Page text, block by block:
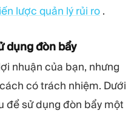
lược quản lý rủi ro .
dụng đòn bẩy
nhuận của bạn, nhưng
có trách nhiệm. Dưới
để sử dụng đòn bẩy một